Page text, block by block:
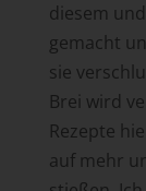
diesem
gemacht
sie
Brei wird
Rezepte
auf mehr